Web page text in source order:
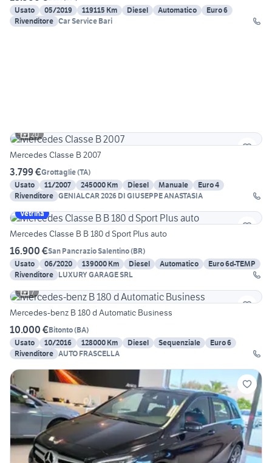
Usato
05/2019 119115 Km Diesel Automatico
Euro 6
Rivenditore Car Service Bari
20
Mercedes Classe B 2007
3.799 €Grottaglie(TA)
Usato
11/2007 245000 Km Diesel Manuale
Euro 4
Rivenditore GENIALCAR 2026 DI GIUSEPPE ANASTASIA
Vetrina
Mercedes Classe B B 180 d Sport Plus auto
16.900 €San Pancrazio Salentino(BR)
Usato
06/2020 139000 Km Diesel Automatico
Euro 6d-TEMP
Rivenditore LUXURY GARAGE SRL
7
Mercedes-benz B 180 d Automatic Business
10.000 €Bitonto(BA)
Usato
10/2016 128000 Km Diesel Sequenziale
Euro 6
Rivenditore AUTO FRASCELLA